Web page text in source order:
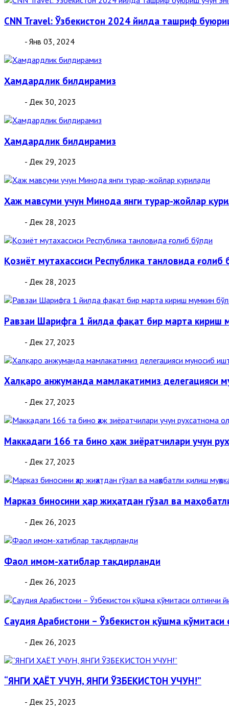
CNN Travel: Ўзбекистон 2024 йилда ташриф
- Янв 03, 2024
Ҳамдардлик билдирамиз
- Дек 30, 2023
Ҳамдардлик билдирамиз
- Дек 29, 2023
Ҳаж мавсуми учун Минода янги турар-жойлар
- Дек 28, 2023
Қозиёт мутахассиси Республика танловида ғолиб
- Дек 28, 2023
Равзаи Шарифга 1 йилда фақат бир марта кириш
- Дек 27, 2023
Халқаро анжуманда мамлакатимиз делегацияси
- Дек 27, 2023
Маккадаги 166 та бино ҳаж зиёратчилари учун
- Дек 27, 2023
Марказ биносини ҳар жиҳатдан гўзал ва
- Дек 26, 2023
Фаол имом-хатиблар тақдирланди
- Дек 26, 2023
Саудия Арабистони – Ўзбекистон қўшма қўмитаси
- Дек 26, 2023
“ЯНГИ ҲАЁТ УЧУН, ЯНГИ ЎЗБЕКИСТОН УЧУН!”
- Дек 25, 2023